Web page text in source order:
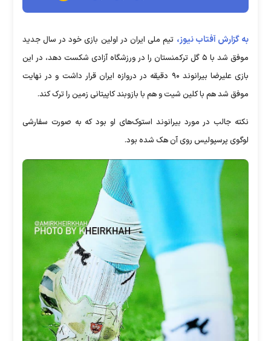
به گزارش آفتاب نیوز، تیم ملی ایران در اولین بازی خود در سال جدید
موفق شد با ۵ گل ترکمنستان را در ورزشگاه آزادی شکست دهد، در این
بازی علیرضا بیرانوند ۹۰ دقیقه در دروازه ایران قرار داشت و در نهایت
موفق شد هم با کلین شیت و هم با بازوبند کاپیتانی زمین را ترک کند.
نکته جالب در مورد بیرانوند استوک‌های او بود که به صورت سفارشی
لوگوی پرسپولیس روی آن هک شده بود.